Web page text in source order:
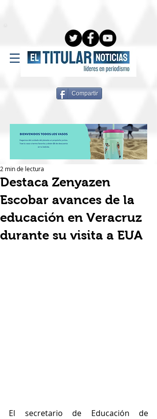
Compartir
Destaca Zenyazen
Escobar avances de la
educación en Veracruz
durante su visita a EUA
2 min de lectura
El secretario de Educación de